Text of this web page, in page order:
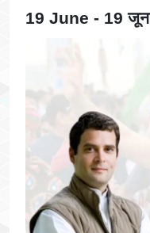
19 June - 19 जून